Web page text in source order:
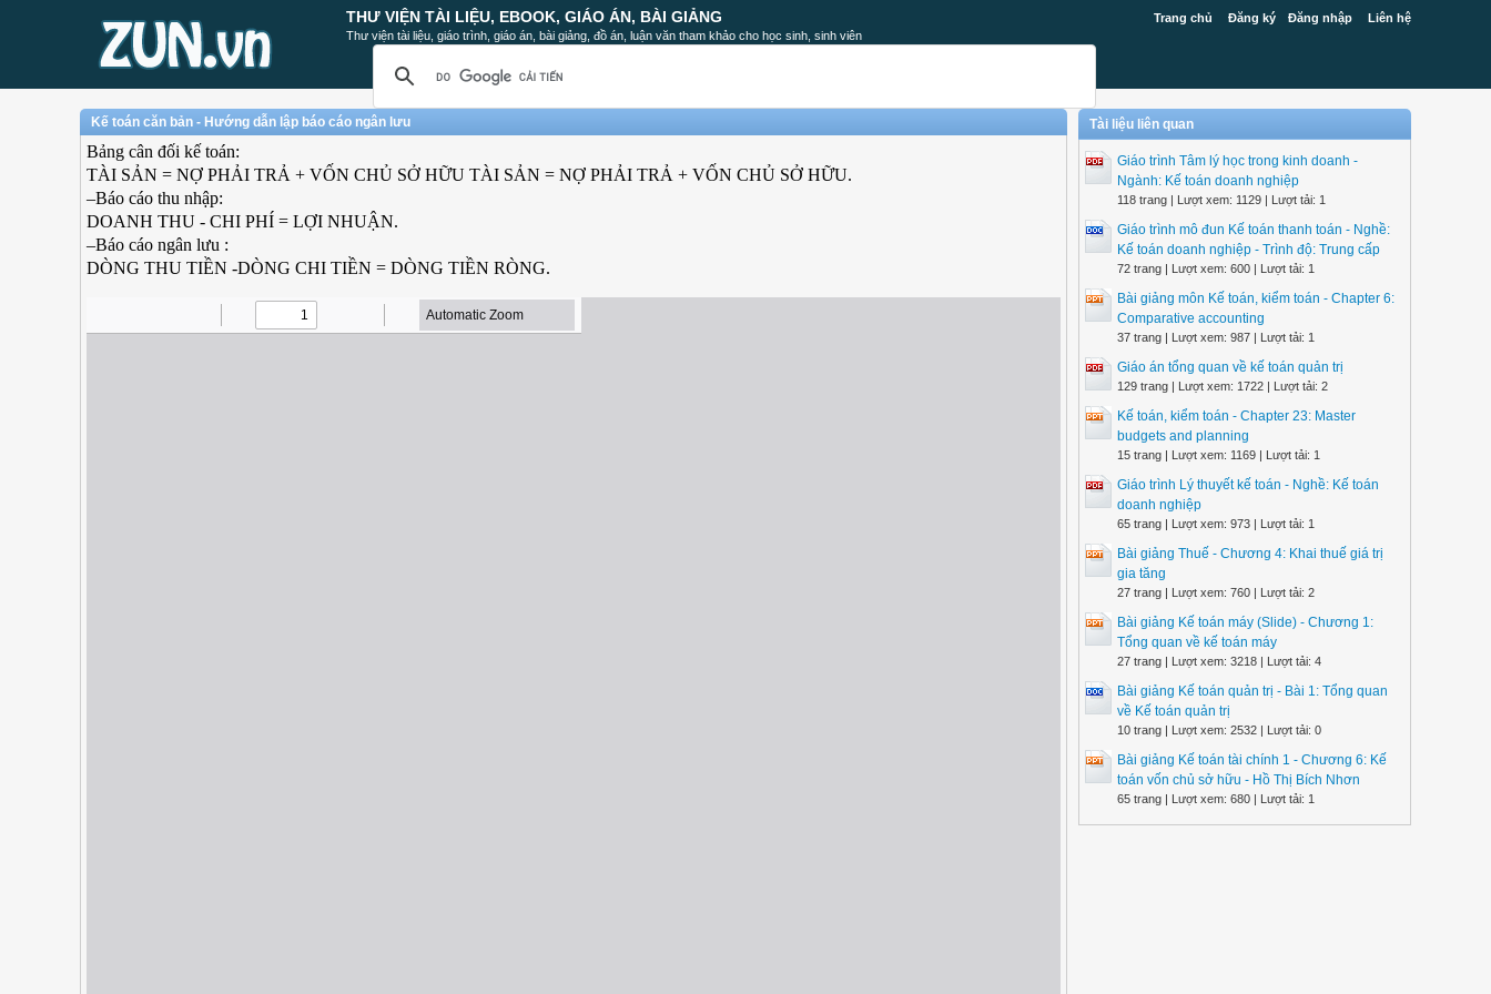
Trang chủ Đăng ký Đăng nhập Liên hệ
THƯ VIỆN TÀI LIỆU, EBOOK, GIÁO ÁN, BÀI GIẢNG
Thư viện tài liệu, giáo trình, giáo án, bài giảng, đồ án, luận văn tham khảo cho học sinh, sinh viên
Kế toán căn bản - Hướng dẫn lập báo cáo ngân lưu
Bảng cân đối kế toán:
TÀI SẢN = NỢ PHẢI TRẢ + VỐN CHỦ SỞ HỮU TÀI SẢN = NỢ PHẢI TRẢ + VỐN CHỦ SỞ HỮU.
–Báo cáo thu nhập:
DOANH THU - CHI PHÍ = LỢI NHUẬN.
–Báo cáo ngân lưu :
DÒNG THU TIỀN -DÒNG CHI TIỀN = DÒNG TIỀN RÒNG.
Tài liệu liên quan
Giáo trình Tâm lý học trong kinh doanh -
Ngành: Kế toán doanh nghiệp
118 trang | Lượt xem: 1129 | Lượt tải: 1
Giáo trình mô đun Kế toán thanh toán - Nghề:
Kế toán doanh nghiệp - Trình độ: Trung cấp
72 trang | Lượt xem: 600 | Lượt tải: 1
Bài giảng môn Kế toán, kiểm toán - Chapter 6:
Comparative accounting
37 trang | Lượt xem: 987 | Lượt tải: 1
Giáo án tổng quan về kế toán quản trị
129 trang | Lượt xem: 1722 | Lượt tải: 2
Kế toán, kiểm toán - Chapter 23: Master
budgets and planning
15 trang | Lượt xem: 1169 | Lượt tải: 1
Giáo trình Lý thuyết kế toán - Nghề: Kế toán
doanh nghiệp
65 trang | Lượt xem: 973 | Lượt tải: 1
Bài giảng Thuế - Chương 4: Khai thuế giá trị
gia tăng
27 trang | Lượt xem: 760 | Lượt tải: 2
Bài giảng Kế toán máy (Slide) - Chương 1:
Tổng quan về kế toán máy
27 trang | Lượt xem: 3218 | Lượt tải: 4
Bài giảng Kế toán quản trị - Bài 1: Tổng quan
về Kế toán quản trị
10 trang | Lượt xem: 2532 | Lượt tải: 0
Bài giảng Kế toán tài chính 1 - Chương 6: Kế
toán vốn chủ sở hữu - Hồ Thị Bích Nhơn
65 trang | Lượt xem: 680 | Lượt tải: 1